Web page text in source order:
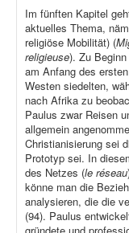
Im fünften Kapitel
aktuelles Thema,
religiöse Mobilität) (
religieuse). Zu
am Anfang des
Westen siedelten,
nach Afrika zu
Paulus zwar Reisen
allgemein
Christianisierung sei
Prototyp sei. In
des Netzes (le réseau
könne man die
analysieren, die die
(94). Paulus